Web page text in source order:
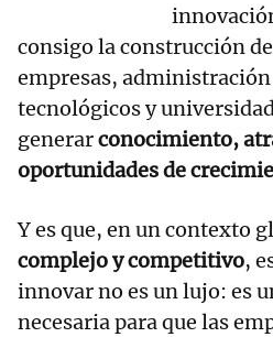
consigo la construcción
empresas,
tecnológicos y
generarconocimiento,
oportunidades de
Y es que, en un contexto
complejo y competitivo,
innovar no es un lujo: es
necesaria para que las